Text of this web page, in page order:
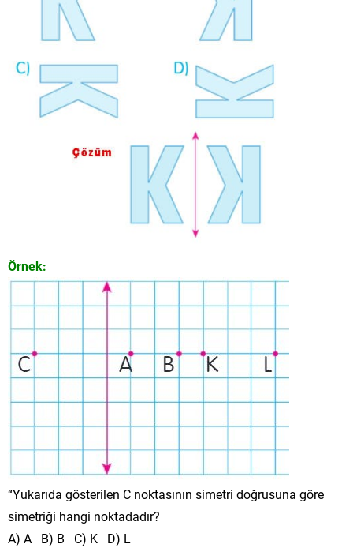
Örnek:
“Yukarıda gösterilen C noktasının simetri doğrusuna göre
simetriği hangi noktadadır?
A) A B) B C) K D) L